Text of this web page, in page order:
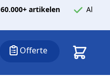
60.000+ artikelen
Al
Offerte